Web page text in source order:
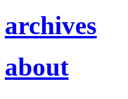
archives
about